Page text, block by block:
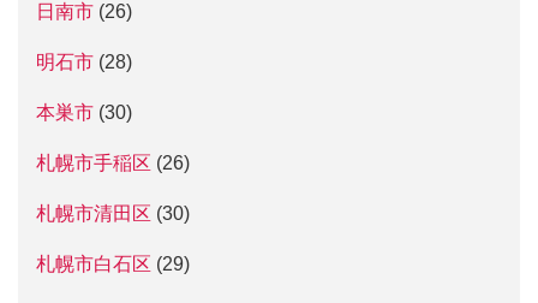
日南市 (26)
明石市 (28)
本巣市 (30)
札幌市手稲区 (26)
札幌市清田区 (30)
札幌市白石区 (29)